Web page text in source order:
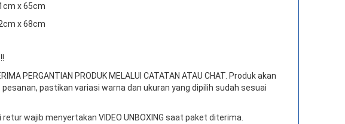
x 65cm
x 68cm
PERGANTIAN PRODUK MELALUI CATATAN ATAU CHAT. Produk akan
pastikan variasi warna dan ukuran yang dipilih sudah sesuai
wajib menyertakan VIDEO UNBOXING saat paket diterima.